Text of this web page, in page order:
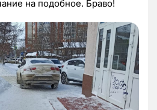
на подобное. Браво!